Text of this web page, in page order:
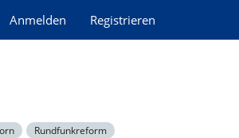
Anmelden Registrieren
Rundfunkreform